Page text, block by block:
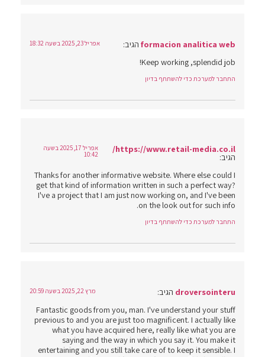
formacion analitica web הגיב: אפריל 23, 2025 בשעה 18:32
Keep working ,splendid job!
התחבר למערכת כדי להשתתף בדיון
https://www.retail-media.co.il/
הגיב:
אפריל 17, 2025 בשעה
10:42
Thanks for another informative website. Where else could I
get that kind of information written in such a perfect way?
I've a project that I am just now working on, and I've been
on the look out for such info.
התחבר למערכת כדי להשתתף בדיון
droversointeru הגיב: מרץ 22, 2025 בשעה 20:59
Fantastic goods from you, man. I've understand your stuff
previous to and you are just too magnificent. I actually like
what you have acquired here, really like what you are
saying and the way in which you say it. You make it
entertaining and you still take care of to keep it sensible. I